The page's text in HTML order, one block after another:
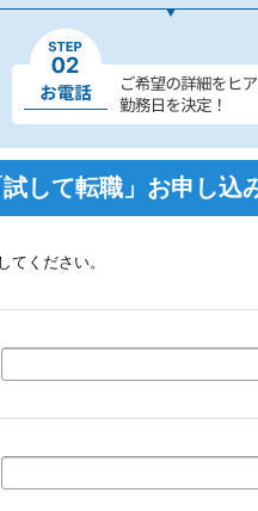
して転職」お申し込
てください。